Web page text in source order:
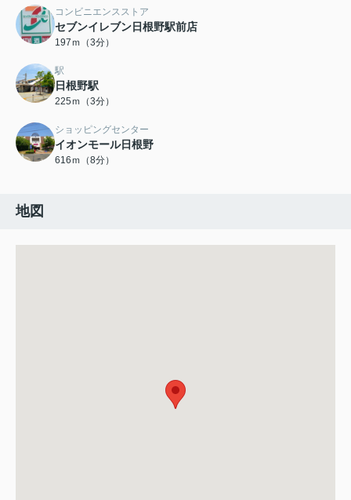
コンビニエンスストア
セブンイレブン日根野駅前店
197ｍ（3分）
駅
日根野駅
225ｍ（3分）
ショッピングセンター
イオンモール日根野
616ｍ（8分）
地図